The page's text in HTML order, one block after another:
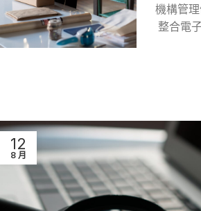
機構管
整合電
12
8 月